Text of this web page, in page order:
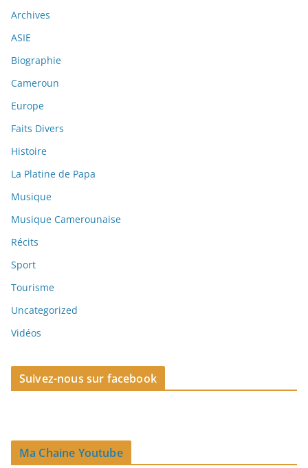
Archives
ASIE
Biographie
Cameroun
Europe
Faits Divers
Histoire
La Platine de Papa
Musique
Musique Camerounaise
Récits
Sport
Tourisme
Uncategorized
Vidéos
Suivez-nous sur facebook
Ma Chaine Youtube